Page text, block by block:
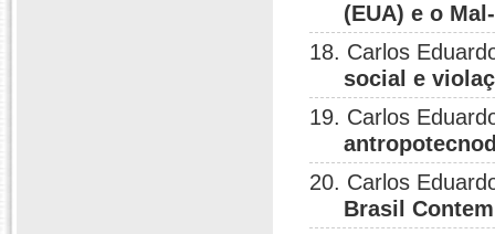
(EUA) e o
18. Carlos
social e
19. Carlos
20. Carlos
Brasil